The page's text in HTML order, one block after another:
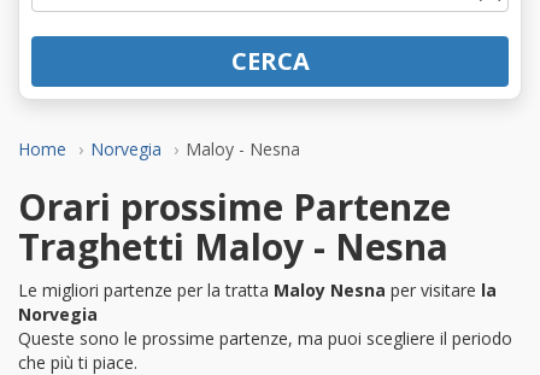
Home Norvegia Maloy - Nesna
CERCA
Orari prossime Partenze
Traghetti Maloy - Nesna
Le migliori partenze per la tratta Maloy Nesna per visitare la
Norvegia
Queste sono le prossime partenze, ma puoi scegliere il periodo
che più ti piace.